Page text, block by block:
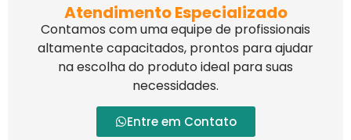
Atendimento Especializado
Contamos com uma equipe de profissionais
altamente capacitados, prontos para ajudar
na escolha do produto ideal para suas
necessidades.
Entre em Contato